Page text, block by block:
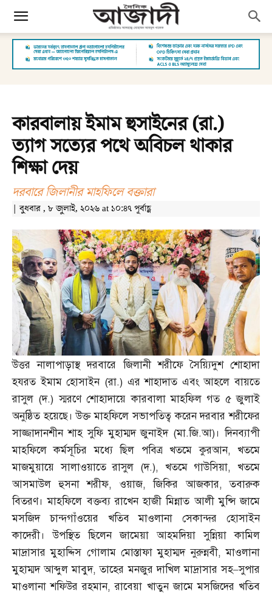
কারবালায় ইমাম হুসাইনের (রা.)
ত্যাগ সত্যের পথে অবিচল থাকার
শিক্ষা দেয়
দরবারে জিলানীর মাহফিলে বক্তারা
| বুধবার , ৮ জুলাই, ২০২৬ at ১০:৪৭ পূর্বাহ্ণ
উত্তর নালাপাড়াস্থ দরবারে জিলানী শরীফে সৈয়্যিদুশ শোহাদা
হযরত ইমাম হোসাইন (রা.) এর শাহাদাত এবং আহলে বায়তে
রাসুল (দ.)স্মরণে শোহাদায়ে কারবালা মাহফিল গত ৫ জুলাই
অনুষ্ঠিত হয়েছে। উক্ত মাহফিলে সভাপতিত্ব করেন দরবার শরীফের
সাজ্জাদানশীন শাহ সুফি মুহাম্মদ জুনাইদ (মা.জি.আ)। দিনব্যাপী
মাহফিলে কর্মসূচির মধ্যে ছিল পবিত্র খতমে কুরআন,খতমে
মাজমুয়ায়ে সালাওয়াতে রাসুল (দ.), খতমে গাউসিয়া,খতমে
আসমাউল হুসনা শরীফ, ওয়াজ,জিকির আজকার,তবারুক
বিতরণ। মাহফিলে বক্তব্য রাখেন হাজী মিন্নাত আলী মুন্সি জামে
মসজিদ চান্দগাঁওয়ের খতিব মাওলানা সেকান্দর হোসাইন
কাদেরী। উপস্থিত ছিলেন জামেয়া আহমদিয়া সুন্নিয়া কামিল
মাদ্রাসার মুহাদ্দিস গোলাম মোস্তাফা মুহাম্মদ নুরুন্নবী,মাওলানা
মুহাম্মদ আব্দুল মাবুদ,তাহের মনজুর দাখিল মাদ্রাসার সহ–সুপার
মাওলানা শফিউর রহমান,রাবেয়া খাতুন জামে মসজিদের খতিব